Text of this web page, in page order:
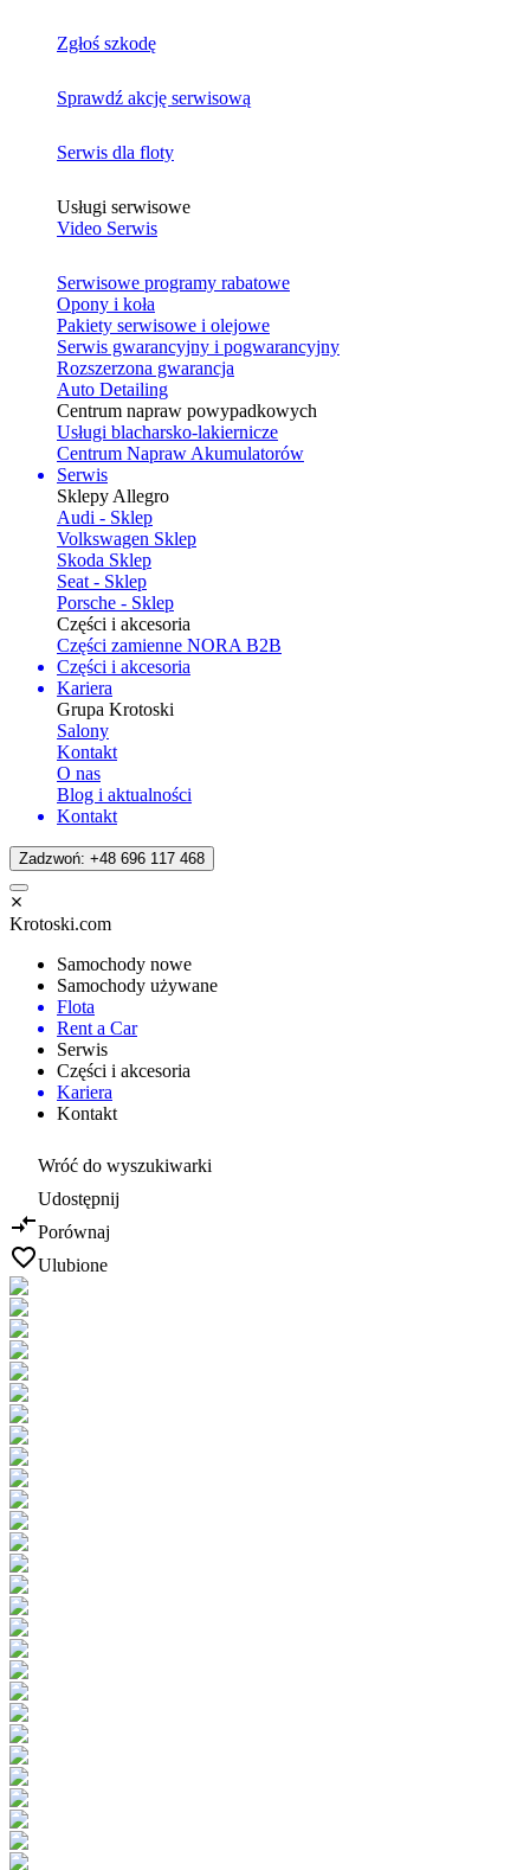
Zgłoś szkodę
Sprawdź akcję serwisową
Serwis dla floty
Usługi serwisowe
Video Serwis
Serwisowe programy rabatowe
Opony i koła
Pakiety serwisowe i olejowe
Serwis gwarancyjny i pogwarancyjny
Rozszerzona gwarancja
Auto Detailing
Centrum napraw powypadkowych
Usługi blacharsko-lakiernicze
Centrum Napraw Akumulatorów
Serwis
Sklepy Allegro
Audi - Sklep
Volkswagen Sklep
Skoda Sklep
Seat - Sklep
Porsche - Sklep
Części i akcesoria
Części zamienne NORA B2B
Części i akcesoria
Kariera
Grupa Krotoski
Salony
Kontakt
O nas
Blog i aktualności
Kontakt
Zadzwoń: +48 696 117 468
Krotoski.com
Samochody nowe
Samochody używane
Flota
Rent a Car
Serwis
Części i akcesoria
Kariera
Kontakt
Wróć do wyszukiwarki
Udostępnij
Porównaj
Ulubione